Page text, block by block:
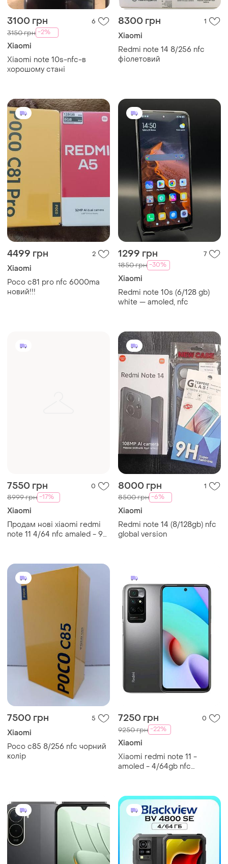
3100 грн 6
3150 грн -2%
Xiaomi
Xiaomi note 10s-nfc-в
хорошому стані
8300 грн 1
Xiaomi
Redmi note 14 8/256 nfc
фіолетовий
4499 грн 2
Xiaomi
Pocо с81 рro nfc 6000ma
новий!!!
1299 грн 7
1850 грн -30%
Xiaomi
Redmi note 10s (6/128 gb)
white — amoled, nfc
7550 грн 0
8999 грн -17%
Xiaomi
Продам нові xiaomi redmi
note 11 4/64 nfc amaled - 90
8000 грн 1
8500 грн -6%
Xiaomi
Redmi note 14 (8/128gb) nfc
global version
7500 грн 5
Xiaomi
Poco c85 8/256 nfc чорний
колір
7250 грн 0
9250 грн -22%
Xiaomi
Xiaomi redmi note 11 -
amoled - 4/64gb nfc